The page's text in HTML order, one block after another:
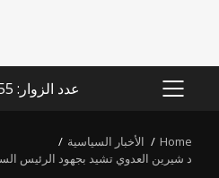
PRIMARY
عدد الزوار: 1187655
Home
الأخبار السياسية
د شيرين العدوي تشيد بجهود الرئيس